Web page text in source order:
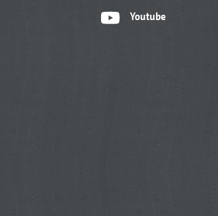
Youtube